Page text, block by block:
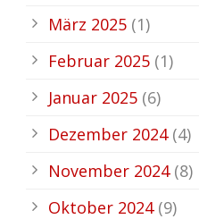
März 2025 (1)
Februar 2025 (1)
Januar 2025 (6)
Dezember 2024(4)
November 2024(8)
Oktober 2024(9)